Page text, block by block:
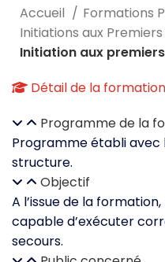
Accueil
Formations
Initiations aux
Initiation aux
Détail de la formation
Programme de la
Programme établi avec
structure.
Objectif
A l’issue de la
capable d’exécuter
secours.